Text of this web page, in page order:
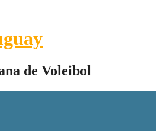
de Voleibol